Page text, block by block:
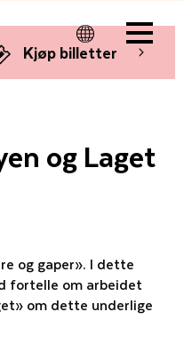
Men
Kjøp billetter
og Laget
og gaper». I dette
fortelle om arbeidet
om dette underlige